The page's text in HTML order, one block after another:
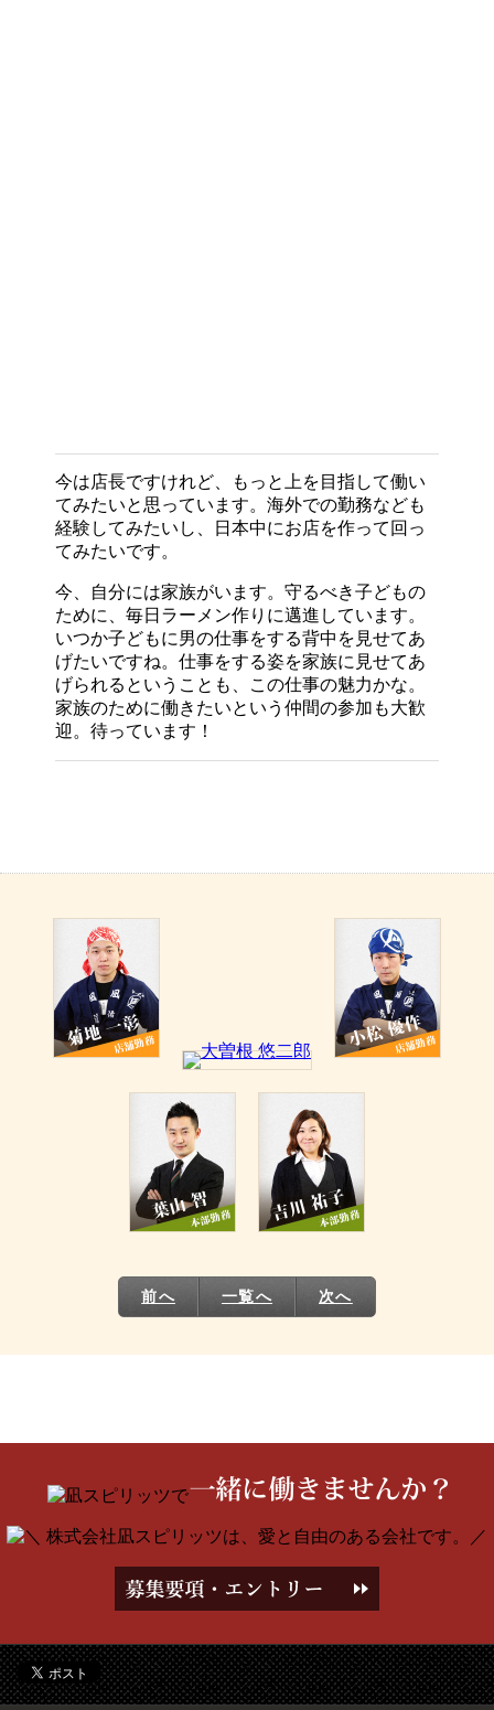
今は店長ですけれど、もっと上を目指して働い
てみたいと思っています。海外での勤務なども
経験してみたいし、日本中にお店を作って回っ
てみたいです。
今、自分には家族がいます。守るべき子どもの
ために、毎日ラーメン作りに邁進しています。
いつか子どもに男の仕事をする背中を見せてあ
げたいですね。仕事をする姿を家族に見せてあ
げられるということも、この仕事の魅力かな。
家族のために働きたいという仲間の参加も大歓
迎。待っています！
前へ 一覧へ 次へ